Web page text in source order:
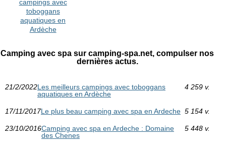
campings avec
toboggans
aquatiques en
Ardèche
Camping avec spa sur camping-spa.net, compulser nos
dernières actus.
21/2/2022Les meilleurs campings avec toboggans
aquatiques en Ardèche
4 259 v.
17/11/2017Le plus beau camping avec spa en Ardeche 5 154 v.
23/10/2016Camping avec spa en Ardeche : Domaine
des Chenes
5 448 v.